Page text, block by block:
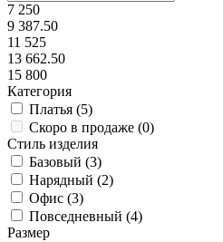
7 250
9 387.50
11 525
13 662.50
15 800
Категория
Платья (5)
Скоро в продаже (0)
Стиль изделия
Базовый (3)
Нарядный (2)
Офис (3)
Повседневный (4)
Размер